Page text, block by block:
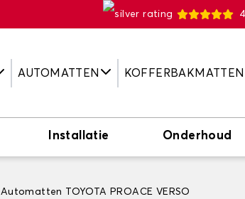
AUTOMATTEN KOFFERBAKMATTEN
Installatie Onderhoud
Automatten TOYOTA PROACE VERSO